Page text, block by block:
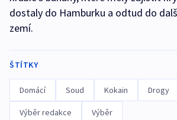
dostaly do Hamburku a odtud do
zemí.
ŠTÍTKY
Domácí Soud Kokain Drogy
Výběr redakce Výběr